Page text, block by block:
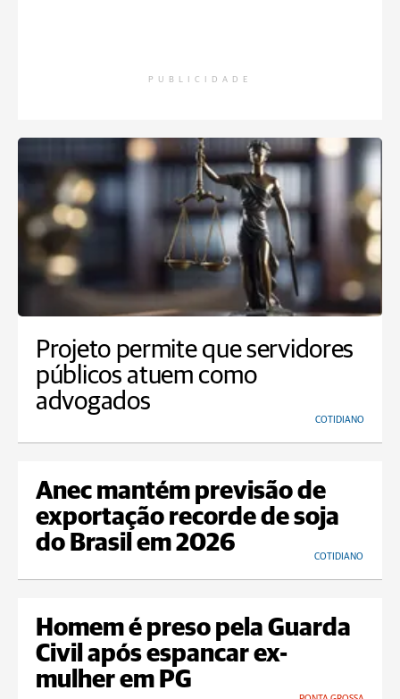
PUBLICIDADE
Projeto permite que servidores
públicos atuem como
advogados
COTIDIANO
Anec mantém previsão de
exportação recorde de soja
do Brasil em 2026
COTIDIANO
Homem é preso pela Guarda
Civil após espancar ex-
mulher em PG